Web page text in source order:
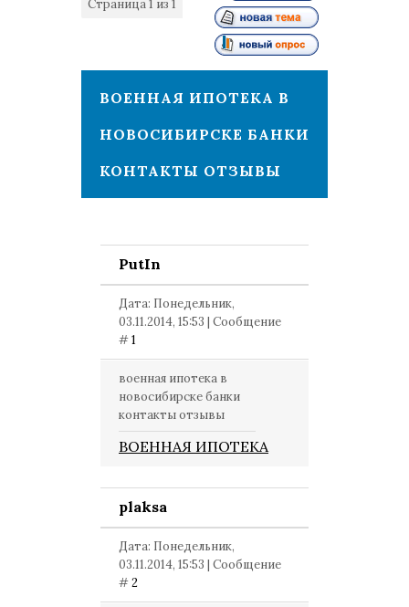
Страница1 из 1
ВОЕННАЯ ИПОТЕКА В
НОВОСИБИРСКЕ БАНКИ
КОНТАКТЫ ОТЗЫВЫ
PutIn
Дата: Понедельник,
03.11.2014, 15:53 | Сообщение
#1
военная ипотека в
новосибирске банки
контакты отзывы
ВОЕННАЯ ИПОТЕКА
plaksa
Дата: Понедельник,
03.11.2014, 15:53 | Сообщение
#2